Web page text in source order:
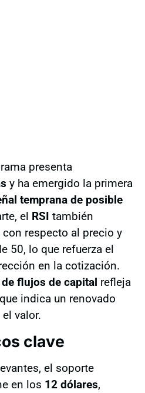
presenta
y ha emergido la primera
temprana de posible
el RSI también
respecto al precio y
50, lo que refuerza el
en la cotización.
flujos de capital refleja
indica un renovado
valor.
clave
el soporte
en los 12 dólares,